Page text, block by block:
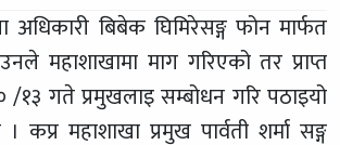
अधिकारी बिबेक घिमिरेसङ्ग फोन मार्फत
महाशाखामा माग गरिएको तर प्राप्त
१३ गते प्रमुखलाइ सम्बोधन गरि पठाइयो
महाशाखा प्रमुख पार्वती शर्मा सङ्ग